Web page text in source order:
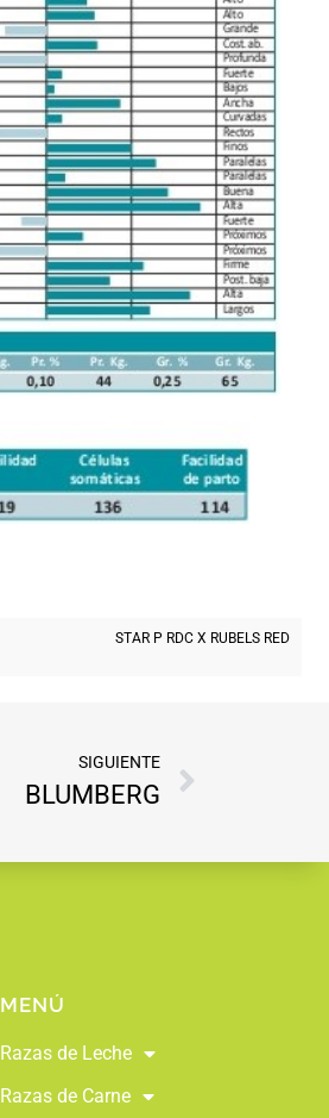
STAR P RDC X RUBELS RED
SIGUIENTE
BLUMBERG
MENÚ
Razas de Leche
Razas de Carne